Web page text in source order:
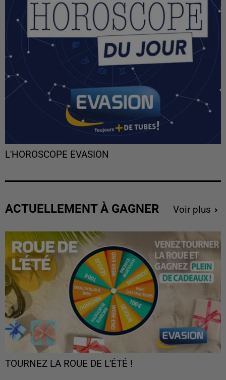
L'HOROSCOPE EVASION
ACTUELLEMENT À GAGNER Voir plus
TOURNEZ LA ROUE DE L'ÉTÉ !